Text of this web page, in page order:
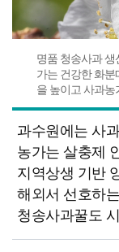
명품 청송사과
가는 건강한 화
을 높이고 사과농
과수원에는 사
농가는 살충제
지역상생 기반
해외서 선호하
청송사과꿀도